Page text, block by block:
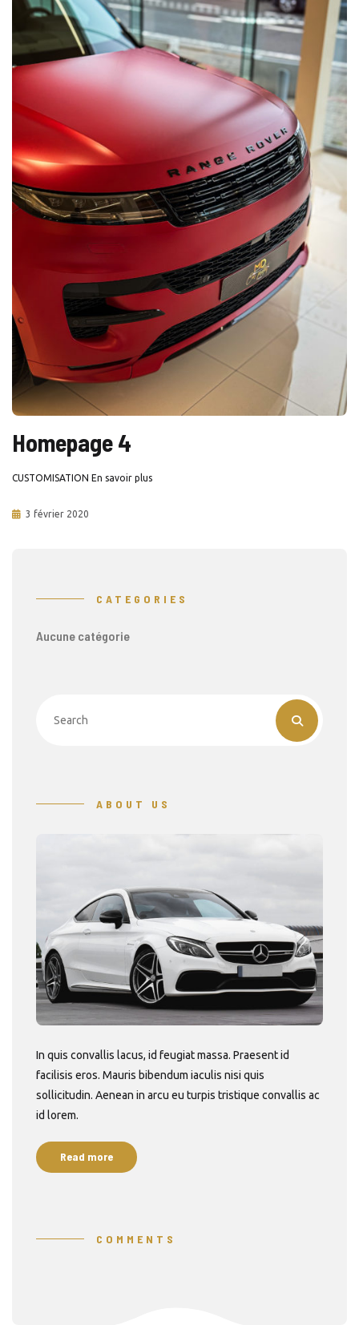
Homepage 4
CUSTOMISATION En savoir plus
3 février 2020
CATEGORIES
Aucune catégorie
ABOUT US
In quis convallis lacus, id feugiat massa. Praesent id
facilisis eros. Mauris bibendum iaculis nisi quis
sollicitudin. Aenean in arcu eu turpis tristique convallis ac
id lorem.
Read more
COMMENTS